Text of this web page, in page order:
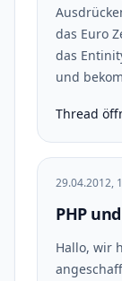
das Euro
das
und
Thread
29.04.2012,
PHP
Hallo, wir